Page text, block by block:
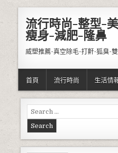
流行時尚-整型-
瘦身-減肥-隆鼻
威塑推薦-真空除毛-打鼾-狐臭-
首頁 流行時尚 生活情
Search for: